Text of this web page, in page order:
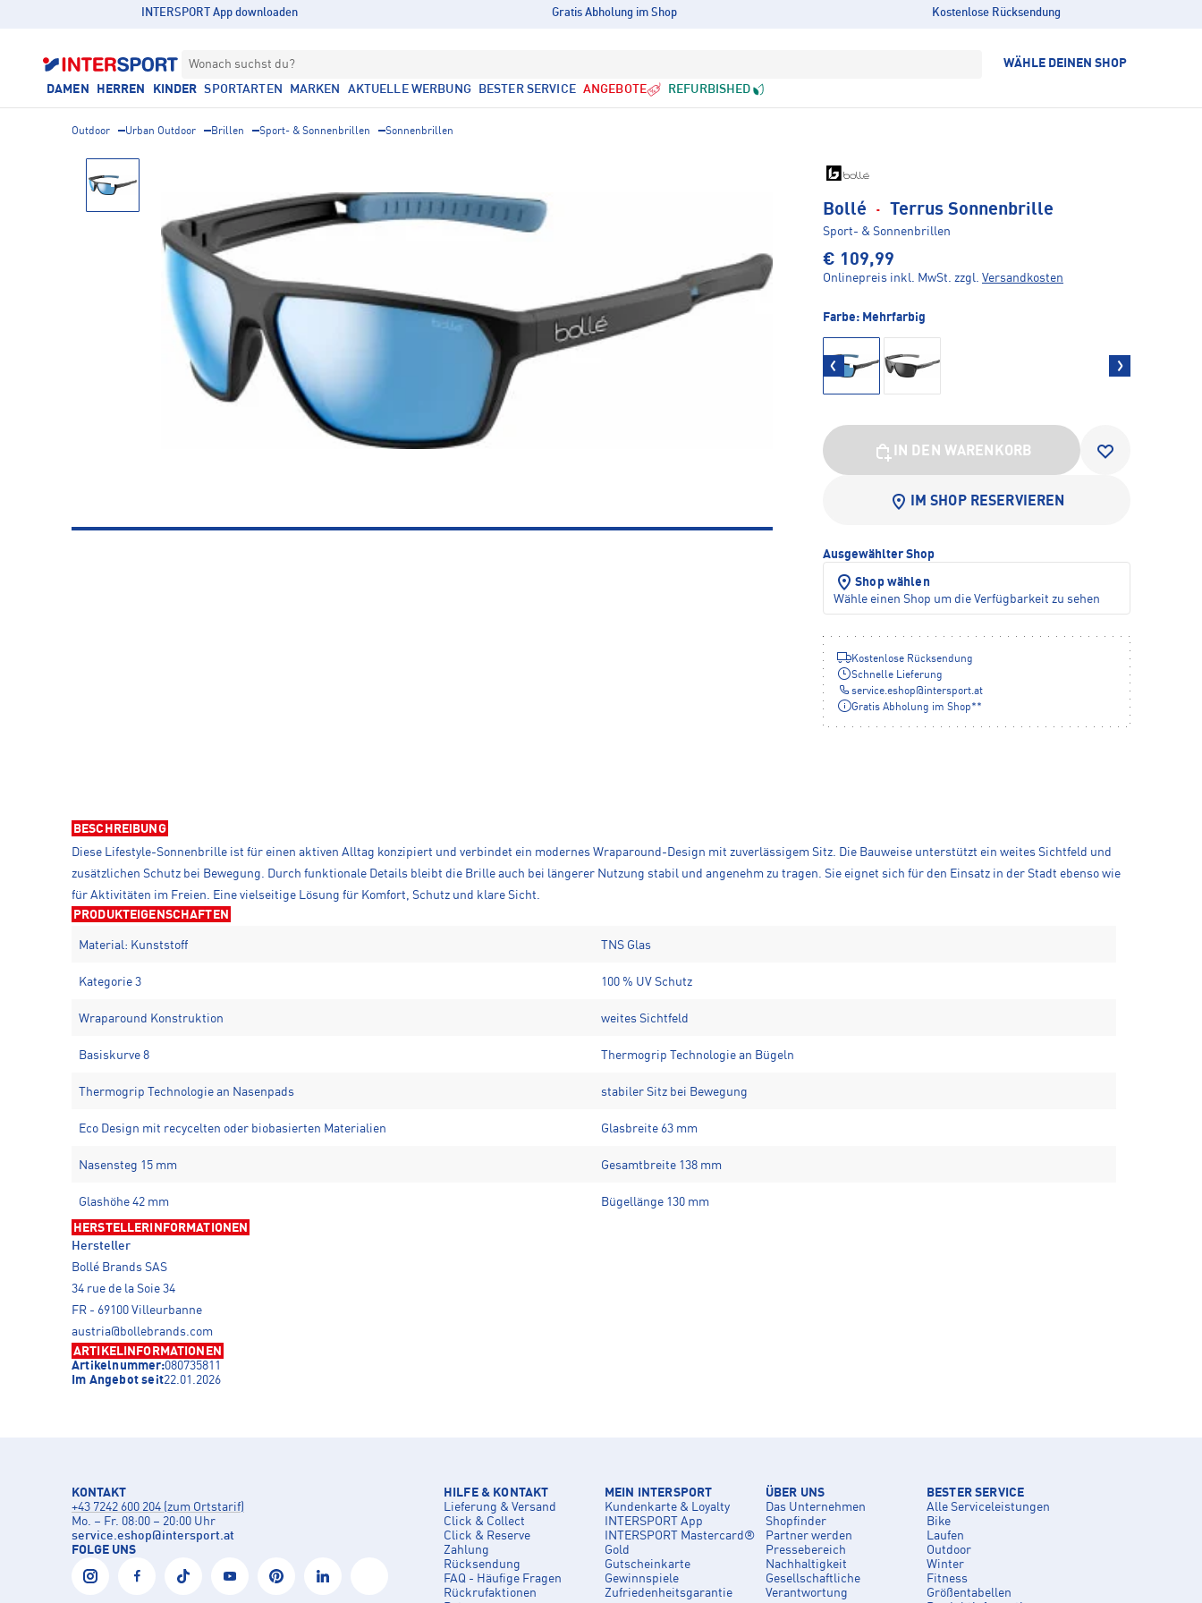
INTERSPORT App downloaden Gratis Abholung im Shop Kostenlose Rücksendung
Wonach suchst du? WÄHLE DEINEN SHOP
DAMEN HERREN KINDER SPORTARTEN MARKEN AKTUELLE WERBUNG BESTER SERVICE ANGEBOTE REFURBISHED
Outdoor Urban Outdoor Brillen Sport- & Sonnenbrillen Sonnenbrillen
Bollé · Terrus Sonnenbrille
Sport- & Sonnenbrillen
€ 109,99
Onlinepreis inkl. MwSt. zzgl. Versandkosten
Farbe: Mehrfarbig
IN DEN WARENKORB
IM SHOP RESERVIEREN
Ausgewählter Shop
Shop wählen
Wähle einen Shop um die Verfügbarkeit zu sehen
Kostenlose Rücksendung
Schnelle Lieferung
service.eshop@intersport.at
Gratis Abholung im Shop**
BESCHREIBUNG
Diese Lifestyle-Sonnenbrille ist für einen aktiven Alltag konzipiert und verbindet ein modernes Wraparound-Design mit zuverlässigem Sitz. Die Bauweise unterstützt ein weites Sichtfeld und
zusätzlichen Schutz bei Bewegung. Durch funktionale Details bleibt die Brille auch bei längerer Nutzung stabil und angenehm zu tragen. Sie eignet sich für den Einsatz in der Stadt ebenso wie
für Aktivitäten im Freien. Eine vielseitige Lösung für Komfort, Schutz und klare Sicht.
PRODUKTEIGENSCHAFTEN
Material: Kunststoff TNS Glas
Kategorie 3 100 % UV Schutz
Wraparound Konstruktion weites Sichtfeld
Basiskurve 8 Thermogrip Technologie an Bügeln
Thermogrip Technologie an Nasenpads stabiler Sitz bei Bewegung
Eco Design mit recycelten oder biobasierten Materialien Glasbreite 63 mm
Nasensteg 15 mm Gesamtbreite 138 mm
Glashöhe 42 mm Bügellänge 130 mm
HERSTELLERINFORMATIONEN
Hersteller
Bollé Brands SAS
34 rue de la Soie 34
FR - 69100 Villeurbanne
austria@bollebrands.com
ARTIKELINFORMATIONEN
Artikelnummer:080735811
Im Angebot seit22.01.2026
KONTAKT
+43 7242 600 204 (zum Ortstarif)
Mo. – Fr. 08:00 – 20:00 Uhr
service.eshop@intersport.at
FOLGE UNS
HILFE & KONTAKT
Lieferung & Versand
Click & Collect
Click & Reserve
Zahlung
Rücksendung
FAQ - Häufige Fragen
Rückrufaktionen
MEIN INTERSPORT
Kundenkarte & Loyalty
INTERSPORT App
INTERSPORT Mastercard®
Gold
Gutscheinkarte
Gewinnspiele
Zufriedenheitsgarantie
ÜBER UNS
Das Unternehmen
Shopfinder
Partner werden
Pressebereich
Nachhaltigkeit
Gesellschaftliche
Verantwortung
BESTER SERVICE
Alle Serviceleistungen
Bike
Laufen
Outdoor
Winter
Fitness
Größentabellen